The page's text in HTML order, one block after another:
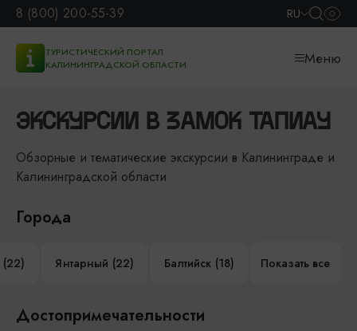
8 (800) 200-55-39 RU
ТУРИСТИЧЕСКИЙ ПОРТАЛ
КАЛИНИНГРАДСКОЙ ОБЛАСТИ
Меню
ЭКСКУРСИИ В ЗАМОК ТАПИАУ
Обзорные и тематические экскурсии в Калининграде и
Калининградской области
Города
(22) Янтарный (22) Балтийск (18) Показать все
Достопримечательности